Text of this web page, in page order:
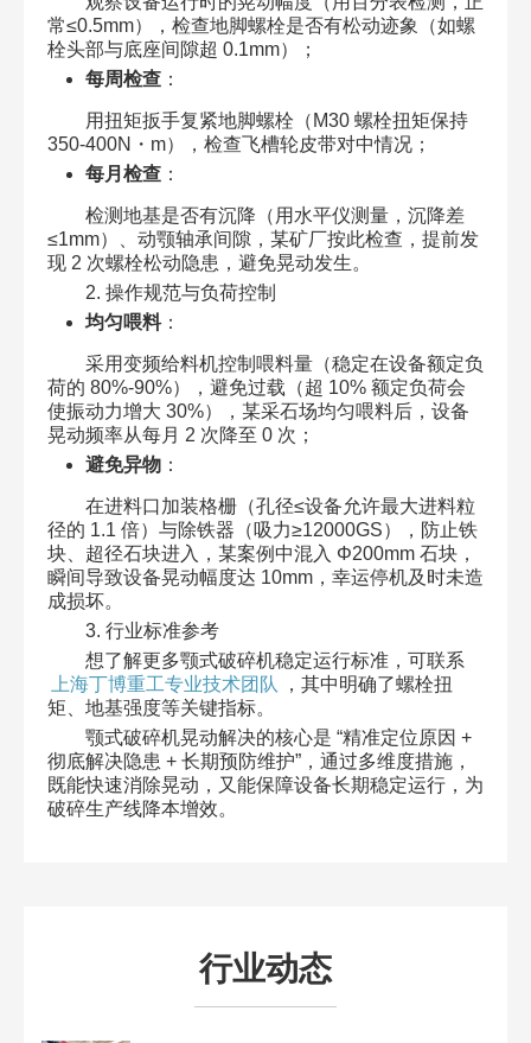
常≤0.5mm），检查地脚螺栓是否有松动迹象（如螺
栓头部与底座间隙超 0.1mm）；​
每周检查：​
用扭矩扳手复紧地脚螺栓（M30 螺栓扭矩保持
350-400N・m），检查飞槽轮皮带对中情况；​
每月检查：​
检测地基是否有沉降（用水平仪测量，沉降差
≤1mm）、动颚轴承间隙，某矿厂按此检查，提前发
现 2 次螺栓松动隐患，避免晃动发生。​
2. 操作规范与负荷控制​
均匀喂料：​
采用变频给料机控制喂料量（稳定在设备额定负
荷的 80%-90%），避免过载（超 10% 额定负荷会
使振动力增大 30%），某采石场均匀喂料后，设备
晃动频率从每月 2 次降至 0 次；​
避免异物：​
在进料口加装格栅（孔径≤设备允许最大进料粒
径的 1.1 倍）与除铁器（吸力≥12000GS），防止铁
块、超径石块进入，某案例中混入 Φ200mm 石块，
瞬间导致设备晃动幅度达 10mm，幸运停机及时未造
成损坏。​
3. 行业标准参考​
想了解更多颚式破碎机稳定运行标准，可联系
上海丁博重工专业技术团队
，其中明确了螺栓扭
矩、地基强度等关键指标。​
颚式破碎机晃动解决的核心是 “精准定位原因 +
彻底解决隐患 + 长期预防维护”，通过多维度措施，
既能快速消除晃动，又能保障设备长期稳定运行，为
破碎生产线降本增效。
行业动态